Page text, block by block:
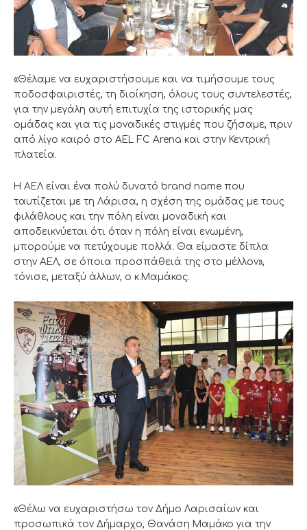
«Θέλαμε να ευχαριστήσουμε και να τιμήσουμε τους
ποδοσφαιριστές, τη διοίκηση, όλους τους συντελεστές,
για την μεγάλη αυτή επιτυχία της ιστορικής μας
ομάδας και για τις μοναδικές στιγμές που ζήσαμε, πριν
από λίγο καιρό στο AEL FC Arena και στην Κεντρική
πλατεία.
Η ΑΕΛ είναι ένα πολύ δυνατό brand name που
ταυτίζεται με τη Λάρισα, η σχέση της ομάδας με τους
φιλάθλους και την πόλη είναι μοναδική και
αποδεικνύεται ότι όταν η πόλη είναι ενωμένη,
μπορούμε να πετύχουμε πολλά. Θα είμαστε δίπλα
στην ΑΕΛ, σε όποια προσπάθειά της στο μέλλον»,
τόνισε, μεταξύ άλλων, ο κ.Μαμάκος.
«Θέλω να ευχαριστήσω τον Δήμο Λαρισαίων και
προσωπικά τον Δήμαρχο, Θανάση Μαμάκο για την